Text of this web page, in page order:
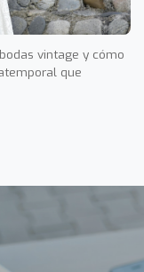
vintage y cómo
que